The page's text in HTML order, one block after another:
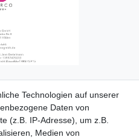
AGB Kontakt
Technologien auf unserer
Daten von
(z.B. IP-Adresse), um z.B.
Medien von